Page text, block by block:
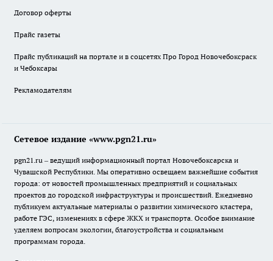
Договор оферты
Прайс газеты
Прайс публикаций на портале и в соцсетях Про Город Новочебоксраск
и Чебоксары
Рекламодателям
Сетевое издание «www.pgn21.ru»
pgn21.ru – ведущий информационный портал Новочебоксарска и
Чувашской Республики. Мы оперативно освещаем важнейшие события
города: от новостей промышленных предприятий и социальных
проектов до городской инфраструктуры и происшествий. Ежедневно
публикуем актуальные материалы о развитии химического кластера,
работе ГЭС, изменениях в сфере ЖКХ и транспорта. Особое внимание
уделяем вопросам экологии, благоустройства и социальным
программам города.